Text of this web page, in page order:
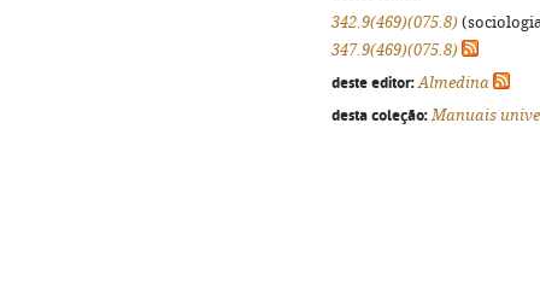
342.9(469)(075.8)
347.9(469)(075.8)
deste editor: Almedina
desta coleção: Manuais